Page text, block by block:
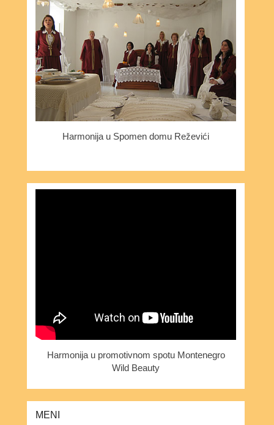
Harmonija u Spomen domu Reževići
Harmonija u promotivnom spotu Montenegro
Wild Beauty
MENI